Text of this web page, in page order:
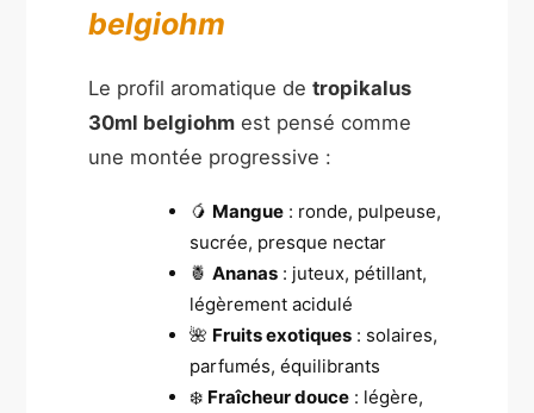
belgiohm
Le profil aromatique detropikalus
30ml belgiohm est pensé comme
une montée progressive :
🥭 Mangue : ronde, pulpeuse,
sucrée, presque nectar
🍍Ananas : juteux, pétillant,
légèrement acidulé
🌺 Fruits exotiques : solaires,
parfumés, équilibrants
❄️ Fraîcheur douce : légère,